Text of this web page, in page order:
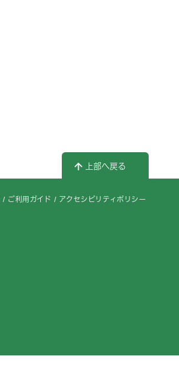
上部へ戻る
ご利用ガイド アクセシビリティポリシー